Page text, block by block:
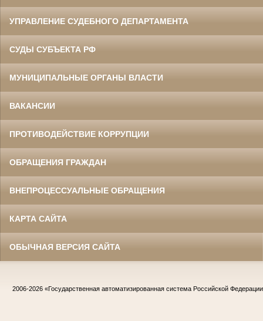
УПРАВЛЕНИЕ СУДЕБНОГО ДЕПАРТАМЕНТА
СУДЫ СУБЪЕКТА РФ
МУНИЦИПАЛЬНЫЕ ОРГАНЫ ВЛАСТИ
ВАКАНСИИ
ПРОТИВОДЕЙСТВИЕ КОРРУПЦИИ
ОБРАЩЕНИЯ ГРАЖДАН
ВНЕПРОЦЕССУАЛЬНЫЕ ОБРАЩЕНИЯ
КАРТА САЙТА
ОБЫЧНАЯ ВЕРСИЯ САЙТА
2006-2026 «Государственная автоматизированная система Российской